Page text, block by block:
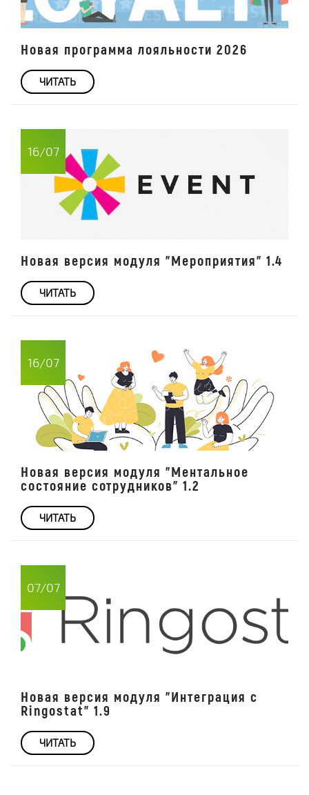
Новая программа лояльности 2026
ЧИТАТЬ
16/07
Новая версия модуля "Мероприятия" 1.4
ЧИТАТЬ
16/07
Новая версия модуля "Ментальное
состояние сотрудников" 1.2
ЧИТАТЬ
07/07
Новая версия модуля "Интеграция с
Ringostat" 1.9
ЧИТАТЬ